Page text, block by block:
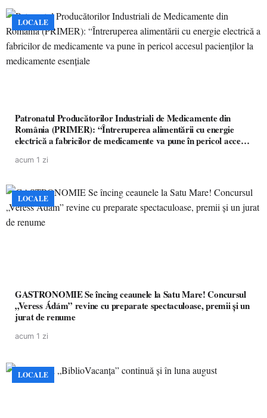
LOCALE
Patronatul Producătorilor Industriali de Medicamente din
România (PRIMER): “Întreruperea alimentării cu energie
electrică a fabricilor de medicamente va pune în pericol accesul
acum 1 zi
LOCALE
GASTRONOMIE Se încing ceaunele la Satu Mare! Concursul
„Veress Ádám” revine cu preparate spectaculoase, premii și un
jurat de renume
acum 1 zi
LOCALE